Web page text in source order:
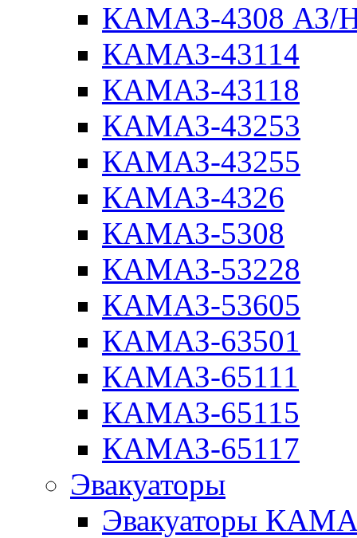
КАМАЗ-4308 АЗ/
КАМАЗ-43114
КАМАЗ-43118
КАМАЗ-43253
КАМАЗ-43255
КАМАЗ-4326
КАМАЗ-5308
КАМАЗ-53228
КАМАЗ-53605
КАМАЗ-63501
КАМАЗ-65111
КАМАЗ-65115
КАМАЗ-65117
Эвакуаторы
Эвакуаторы